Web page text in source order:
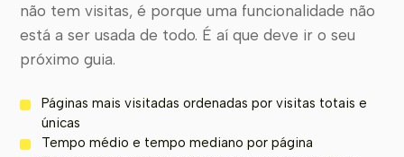
não tem visitas, é porque uma funcionalidade não
está a ser usada de todo. É aí que deve ir o seu
próximo guia.
Páginas mais visitadas ordenadas por visitas totais e
únicas
Tempo médio e tempo mediano por página